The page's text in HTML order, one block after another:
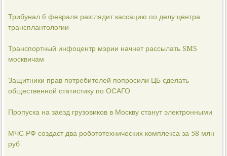
Трибунал 6 февраля разглядит кассацию по делу центра
трансплантологии
Транспортный инфоцентр мэрии начнет рассылать SMS
москвичам
Защитники прав потребителей попросили ЦБ сделать
общественной статистику по ОСАГО
Пропуска на заезд грузовиков в Москву станут электронными
МЧС РФ создаст два робототехнических комплекса за 58 млн
руб